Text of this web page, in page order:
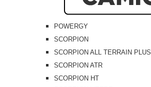
POWERGY
SCORPION
SCORPION ALL TERRAIN PLUS
SCORPION ATR
SCORPION HT